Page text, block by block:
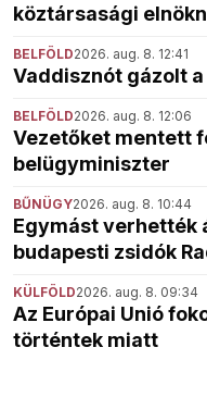
köztársasági
BELFÖLD2026. aug. 8. 12:41
Vaddisznót gázolt
BELFÖLD2026. aug. 8. 12:06
Vezetőket mentett
belügyminiszter
BŰNÜGY2026. aug. 8. 10:44
Egymást verhették
budapesti zsidók
KÜLFÖLD2026. aug. 8. 09:34
Az Európai Unió
történtek miatt